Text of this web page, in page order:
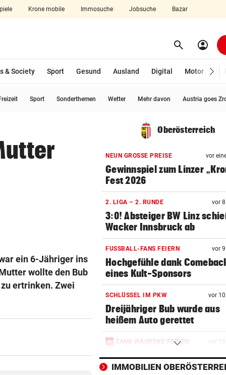
Krone mobile Immosuche Jobsuche Bazar
aufklappen search Suchen
account_circle
& Society Sport Gesund Ausland Digital Motor
Sport Sonderthemen Wetter Mehr davon Austria goes
ein 6-Jähriger ins
wollte den Bub
ertrinken. Zwei
Oberösterreich
NEUN GROSSE PREISE vor
Gewinnspiel zum Linzer
Fest 2026
2. LIGA – 2. RUNDE vor
3:0! Absteiger BW Linz
Wacker Innsbruck ab
FUSSBALL-FANS FEIERN vor
Hochgefühle dank
eines Kult-Sponsors
SCHLÜSSEL IM PKW vor
Dreijähriger Bub wurde aus
heißem Auto gerettet
ZANK WÄHREND FERIEN vor
Geschwister: Warum jetzt
die Fetzen fliegen
IMMOBILIEN